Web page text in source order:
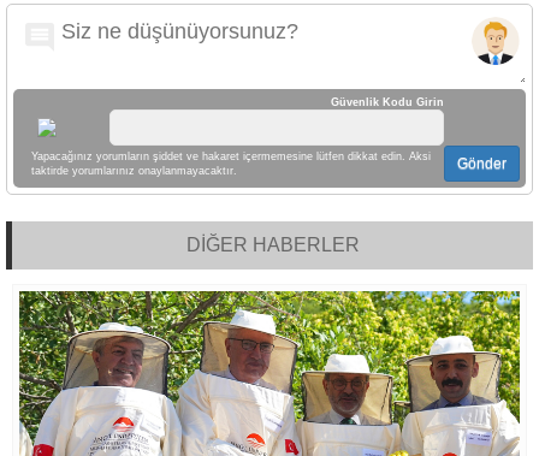
Güvenlik Kodu Girin
Yapacağınız yorumların şiddet ve hakaret içermemesine lütfen dikkat edin. Aksi
taktirde yorumlarınız onaylanmayacaktır.
Gönder
DİĞER HABERLER